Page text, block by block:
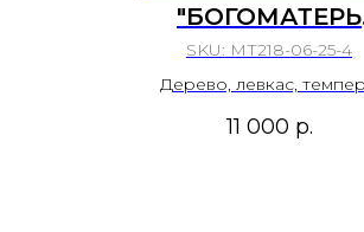
"БОГОМАТЕРЬ
ОДИГИТРИЯ".
ВЕКА.
SKU: МТ218-06-25-4
Дерево, левкас,
11 000 р.